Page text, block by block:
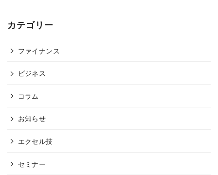
カテゴリー
ファイナンス
ビジネス
コラム
お知らせ
エクセル技
セミナー